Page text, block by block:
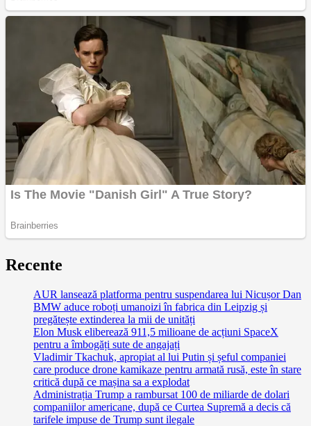
Recente
AUR lansează platforma pentru suspendarea lui Nicușor Dan
BMW aduce roboți umanoizi în fabrica din Leipzig și
pregătește extinderea la mii de unități
Elon Musk eliberează 911,5 milioane de acțiuni SpaceX
pentru a îmbogăți sute de angajați
Vladimir Tkachuk, apropiat al lui Putin și șeful companiei
care produce drone kamikaze pentru armată rusă, este în stare
critică după ce mașina sa a explodat
Administrația Trump a rambursat 100 de miliarde de dolari
companiilor americane, după ce Curtea Supremă a decis că
tarifele impuse de Trump sunt ilegale